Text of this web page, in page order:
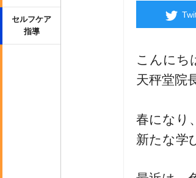
セルフケア
指導
こんにち
天秤堂院
春になり
新たな学